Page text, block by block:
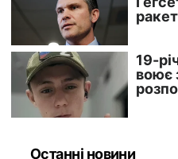
Останні новини